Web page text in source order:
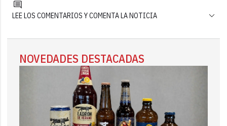
LEE LOS COMENTARIOS Y COMENTA LA NOTICIA
NOVEDADES DESTACADAS